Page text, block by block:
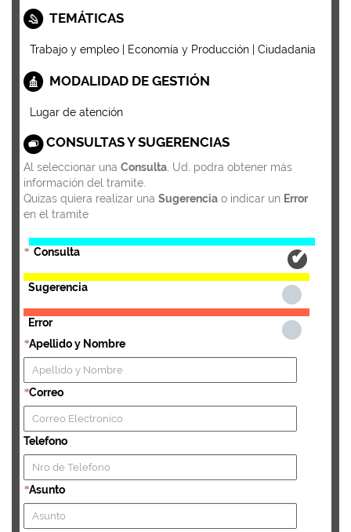
TEMÁTICAS
Trabajo y empleo | Economía y Producción | Ciudadanía
MODALIDAD DE GESTIÓN
Lugar de atención
CONSULTAS Y SUGERENCIAS
Al seleccionar una Consulta , Ud. podra obtener más
información del tramite.
Quizas quiera realizar una Sugerencia o indicar un Error
en el tramite
* Consulta
Sugerencia
Error
*Apellido y Nombre
*Correo
Telefono
*Asunto